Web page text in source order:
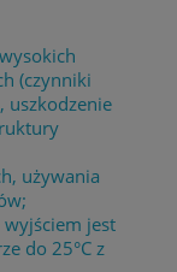
(czynniki
uszkodzenie
używania
jest
do 25°C z